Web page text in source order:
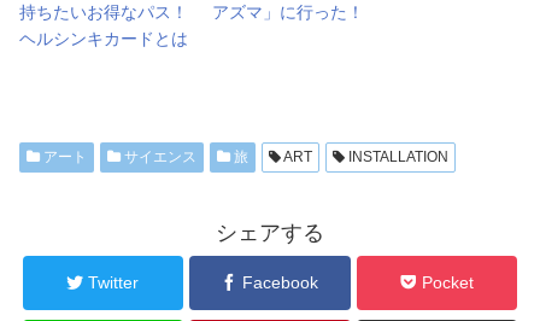
持ちたいお得なパス！
ヘルシンキカードとは
アズマ」に行った！
アート サイエンス 旅 ART INSTALLATION
シェアする
Twitter Facebook Pocket